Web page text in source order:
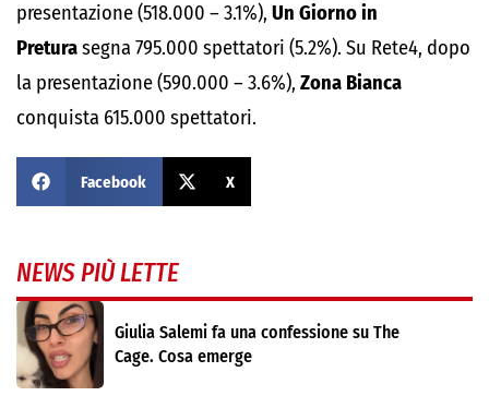
presentazione (518.000 – 3.1%), Un Giorno in
Preturasegna 795.000 spettatori (5.2%). Su Rete4, dopo
la presentazione (590.000 – 3.6%), Zona Bianca
conquista 615.000 spettatori.
Facebook X
NEWS PIÙ LETTE
Giulia Salemi fa una confessione su The
Cage. Cosa emerge